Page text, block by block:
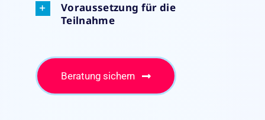
Voraussetzung für die
Teilnahme
Beratung sichern